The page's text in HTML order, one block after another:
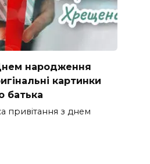
народження
картинки
батька
привітання з днем